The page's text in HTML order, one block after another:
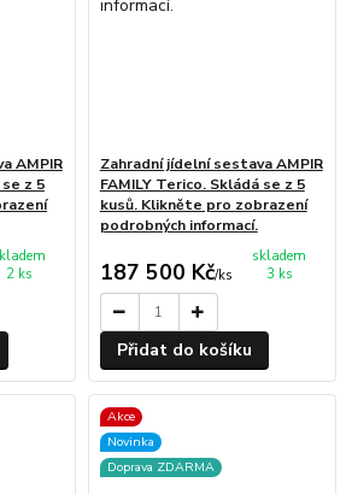
AMPIR
z 5
2 ks
Zahradní jídelní sestava AMPIR
FAMILY Terico. Skládá se z 5
kusů. Klikněte pro zobrazení
podrobných informací.
187 500 Kč/ks
skladem
3 ks
Přidat do košíku
Akce
Novinka
Doprava ZDARMA